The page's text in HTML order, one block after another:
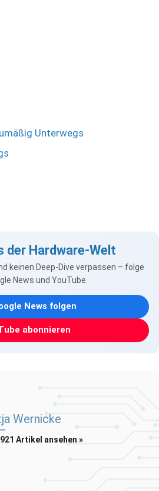
Unterwegs
der Hardware-Welt
keinen Deep-Dive verpassen – folge
News und YouTube.
News folgen
abonnieren
Wernicke
Artikel ansehen »